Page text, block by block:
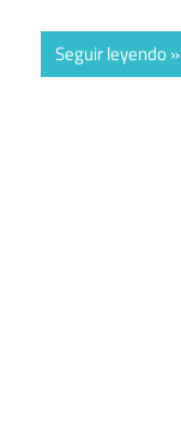
Seguir leyendo